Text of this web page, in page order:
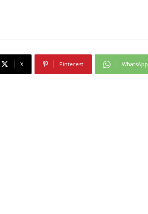
X Pinterest WhatsApp